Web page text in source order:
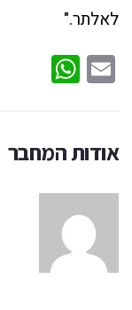
לאלתר."
Email
אודות המחבר